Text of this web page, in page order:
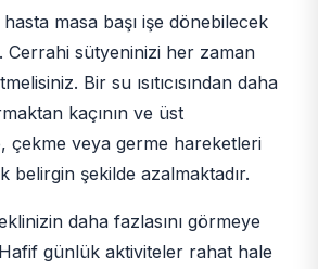
masa başı işe dönebilecek
Cerrahi sütyeninizi her zaman
Bir su ısıtıcısından daha
kaçının ve üst
çekme veya germe hareketleri
belirgin şekilde azalmaktadır.
daha fazlasını görmeye
Hafif günlük aktiviteler rahat hale